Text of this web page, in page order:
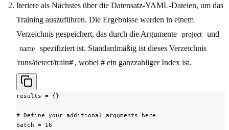
Iteriere als Nächstes über die Datensatz-YAML-Dateien, um das
Training auszuführen. Die Ergebnisse werden in einem
Verzeichnis gespeichert, das durch die Argumente
project und
name
spezifiziert ist. Standardmäßig ist dieses Verzeichnis
'runs/detect/train#', wobei # ein ganzzahliger Index ist.
results = {}
# Define your additional arguments here
batch = 16